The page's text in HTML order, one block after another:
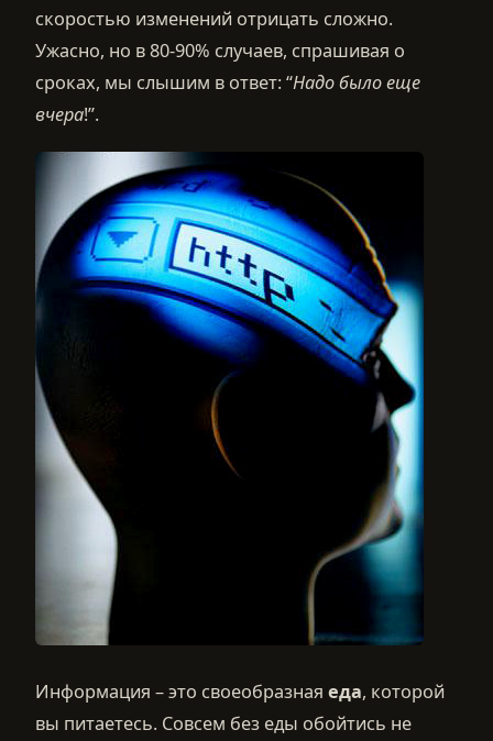
скоростью изменений отрицать сложно.
Ужасно, но в 80-90% случаев, спрашивая о
сроках, мы слышим в ответ: “Надо было еще
вчера!”.
Информация – это своеобразная еда, которой
вы питаетесь. Совсем без еды обойтись не